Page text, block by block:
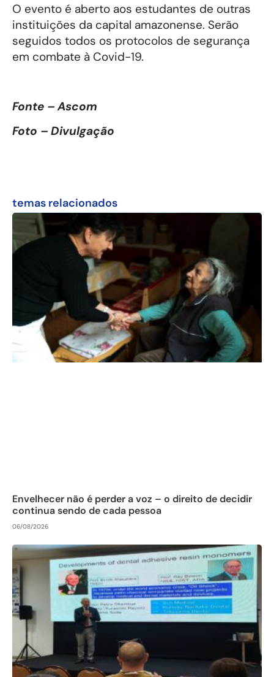
O evento é aberto aos estudantes de outras
instituições da capital amazonense. Serão
seguidos todos os protocolos de segurança
em combate à Covid-19.
Fonte – Ascom
Foto – Divulgação
temas relacionados
Envelhecer não é perder a voz – o direito de decidir
continua sendo de cada pessoa
06/08/2026